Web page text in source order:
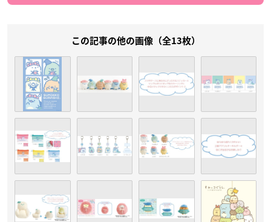
この記事の他の画像（全13枚）